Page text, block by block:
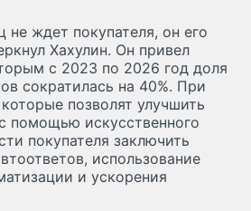
не ждет покупателя, он его
Хахулин. Он привел
с 2023 по 2026 год доля
сократилась на 40%. При
позволят улучшить
помощью искусственного
покупателя заключить
использование
и ускорения